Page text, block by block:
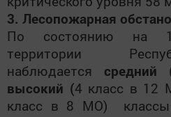
3. Лесопожарная
По состоянию на
территории
наблюдается средний
высокий (4 класс в 12
класс в 8 МО)